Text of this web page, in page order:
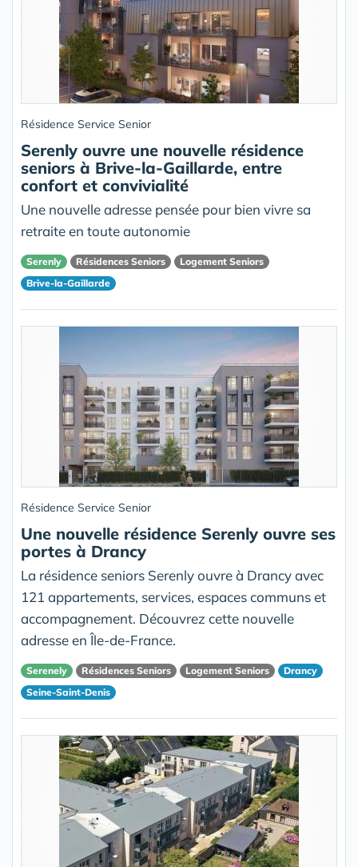
Résidence Service Senior
Serenly ouvre une nouvelle résidence
seniors à Brive-la-Gaillarde, entre
confort et convivialité
Une nouvelle adresse pensée pour bien vivre sa
retraite en toute autonomie
Serenly Résidences Seniors
Logement Seniors
Brive-la-Gaillarde
Résidence Service Senior
Une nouvelle résidence Serenly ouvre ses
portes à Drancy
La résidence seniors Serenly ouvre à Drancy avec
121 appartements, services, espaces communs et
accompagnement. Découvrez cette nouvelle
adresse en Île-de-France.
Serenely Résidences Seniors Logement Seniors
Drancy
Seine-Saint-Denis